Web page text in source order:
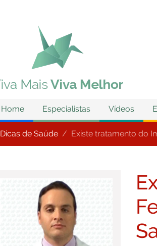
Home Especialistas Vídeos
Dicas de Saúde Existe tratamento do